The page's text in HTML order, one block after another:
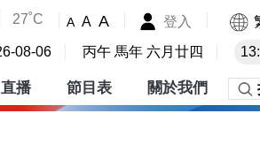
27˚C A A A 登入
08-06 丙午 馬年 六月廿四
直播 節目表 關於我們